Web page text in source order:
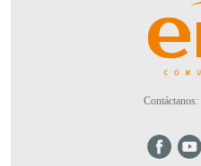
Contáctanos: